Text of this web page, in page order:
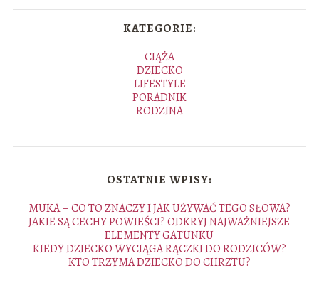
KATEGORIE:
CIĄŻA
DZIECKO
LIFESTYLE
PORADNIK
RODZINA
OSTATNIE WPISY:
MUKA – CO TO ZNACZY I JAK UŻYWAĆ TEGO SŁOWA?
JAKIE SĄ CECHY POWIEŚCI? ODKRYJ NAJWAŻNIEJSZE
ELEMENTY GATUNKU
KIEDY DZIECKO WYCIĄGA RĄCZKI DO RODZICÓW?
KTO TRZYMA DZIECKO DO CHRZTU?